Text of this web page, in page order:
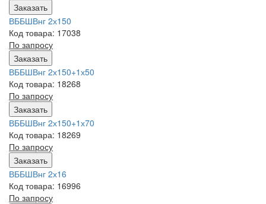
Заказать
ВББШВнг 2х150
Код товара: 17038
По запросу
Заказать
ВББШВнг 2х150+1х50
Код товара: 18268
По запросу
Заказать
ВББШВнг 2х150+1х70
Код товара: 18269
По запросу
Заказать
ВББШВнг 2х16
Код товара: 16996
По запросу